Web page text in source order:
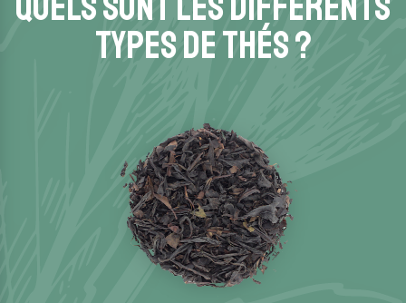
TYPES DE THÉS ?